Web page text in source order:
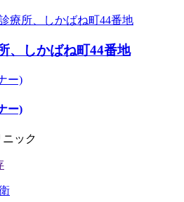
、しかばね町44番地
ー)
ー)
ック